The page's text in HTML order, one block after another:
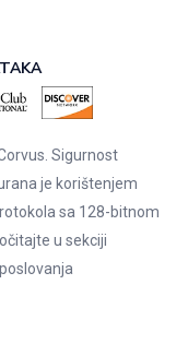
Sigurnost
je korištenjem
sa 128-bitnom
u sekciji